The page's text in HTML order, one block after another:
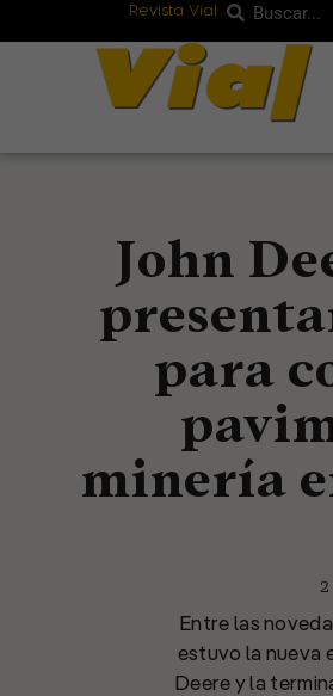
Revista Vial Buscar
Buscar
John
para
minería
Entre las
estuvo la nueva
Deere y la